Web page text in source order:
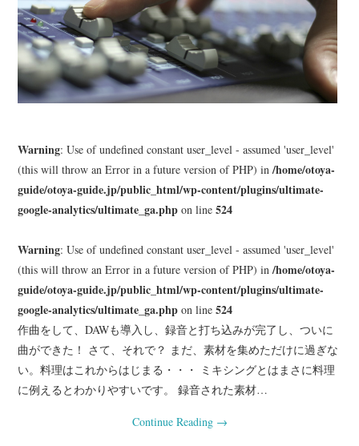
Warning: Use of undefined constant user_level - assumed 'user_level'
(this will throw an Error in a future version of PHP) in/home/otoya-
guide/otoya-guide.jp/public_html/wp-content/plugins/ultimate-
google-analytics/ultimate_ga.php on line524
Warning: Use of undefined constant user_level - assumed 'user_level'
(this will throw an Error in a future version of PHP) in/home/otoya-
guide/otoya-guide.jp/public_html/wp-content/plugins/ultimate-
google-analytics/ultimate_ga.php on line524
作曲をして、DAWも導入し、録音と打ち込みが完了し、ついに
曲ができた！ さて、それで？ まだ、素材を集めただけに過ぎな
い。料理はこれからはじまる・・・ ミキシングとはまさに料理
に例えるとわかりやすいです。 録音された素材…
Continue Reading →